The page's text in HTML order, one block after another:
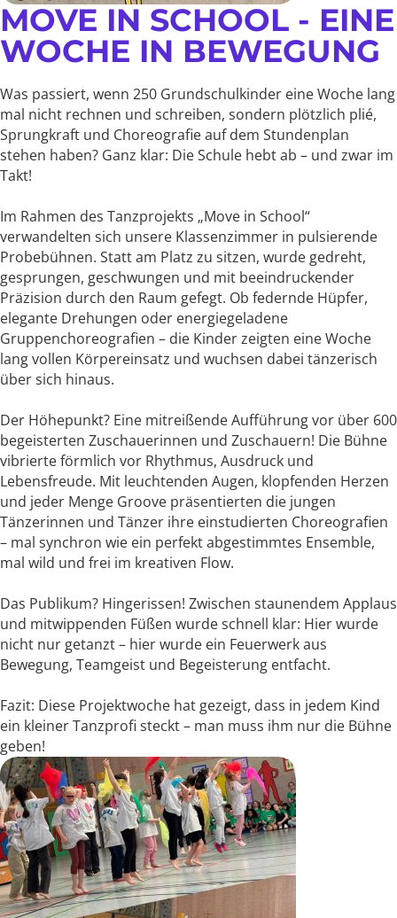
MOVE IN SCHOOL - EINE
WOCHE IN BEWEGUNG
Was passiert, wenn 250 Grundschulkinder eine Woche lang
mal nicht rechnen und schreiben, sondern plötzlich plié,
Sprungkraft und Choreografie auf dem Stundenplan
stehen haben? Ganz klar: Die Schule hebt ab – und zwar im
Takt!
Im Rahmen des Tanzprojekts „Move in School“
verwandelten sich unsere Klassenzimmer in pulsierende
Probebühnen. Statt am Platz zu sitzen, wurde gedreht,
gesprungen, geschwungen und mit beeindruckender
Präzision durch den Raum gefegt. Ob federnde Hüpfer,
elegante Drehungen oder energiegeladene
Gruppenchoreografien – die Kinder zeigten eine Woche
lang vollen Körpereinsatz und wuchsen dabei tänzerisch
über sich hinaus.
Der Höhepunkt? Eine mitreißende Aufführung vor über 600
begeisterten Zuschauerinnen und Zuschauern! Die Bühne
vibrierte förmlich vor Rhythmus, Ausdruck und
Lebensfreude. Mit leuchtenden Augen, klopfenden Herzen
und jeder Menge Groove präsentierten die jungen
Tänzerinnen und Tänzer ihre einstudierten Choreografien
– mal synchron wie ein perfekt abgestimmtes Ensemble,
mal wild und frei im kreativen Flow.
Das Publikum? Hingerissen! Zwischen staunendem Applaus
und mitwippenden Füßen wurde schnell klar: Hier wurde
nicht nur getanzt – hier wurde ein Feuerwerk aus
Bewegung, Teamgeist und Begeisterung entfacht.
Fazit: Diese Projektwoche hat gezeigt, dass in jedem Kind
ein kleiner Tanzprofi steckt – man muss ihm nur die Bühne
geben!